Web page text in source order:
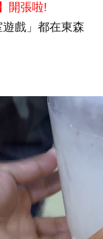
開張啦!
戲」都在東森